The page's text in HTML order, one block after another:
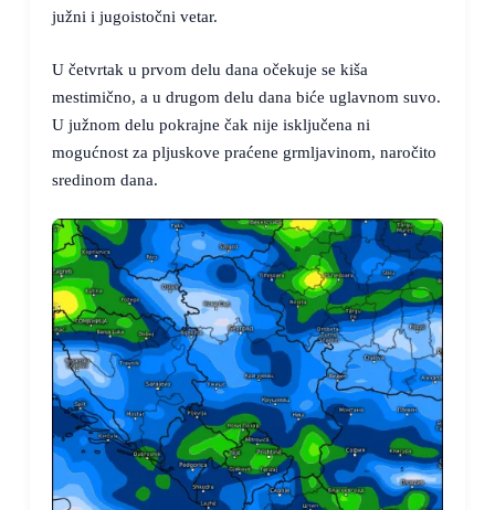
južni i jugoistočni vetar.
U četvrtak u prvom delu dana očekuje se kiša
mestimično, a u drugom delu dana biće uglavnom suvo.
U južnom delu pokrajne čak nije isključena ni
mogućnost za pljuskove praćene grmljavinom, naročito
sredinom dana.